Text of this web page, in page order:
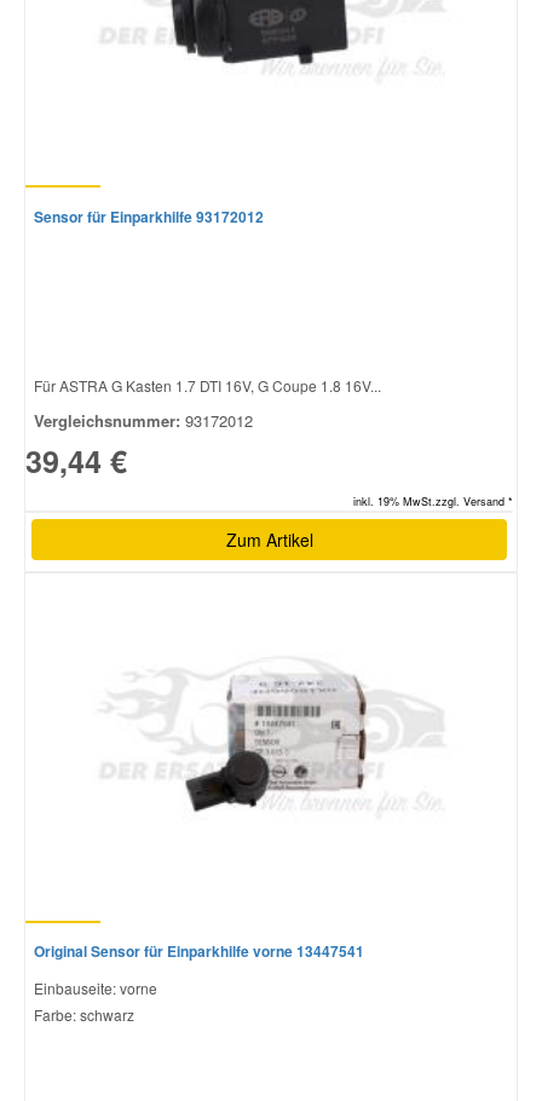
Sensor für Einparkhilfe 93172012
Für ASTRA G Kasten 1.7 DTI 16V, G Coupe 1.8 16V...
Vergleichsnummer: 93172012
39,44 €
inkl. 19% MwSt.zzgl. Versand *
Zum Artikel
Original Sensor für Einparkhilfe vorne 13447541
Einbauseite: vorne
Farbe: schwarz